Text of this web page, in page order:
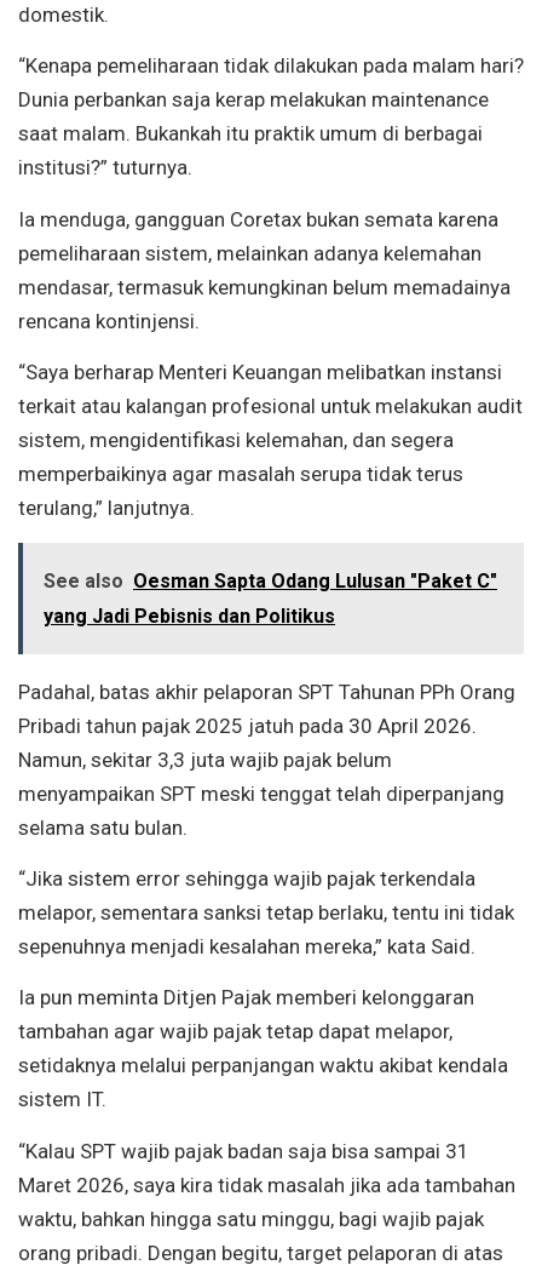
domestik.
“Kenapa pemeliharaan tidak dilakukan pada malam hari?
Dunia perbankan saja kerap melakukan maintenance
saat malam. Bukankah itu praktik umum di berbagai
institusi?” tuturnya.
Ia menduga, gangguan Coretax bukan semata karena
pemeliharaan sistem, melainkan adanya kelemahan
mendasar, termasuk kemungkinan belum memadainya
rencana kontinjensi.
“Saya berharap Menteri Keuangan melibatkan instansi
terkait atau kalangan profesional untuk melakukan audit
sistem, mengidentifikasi kelemahan, dan segera
memperbaikinya agar masalah serupa tidak terus
terulang,” lanjutnya.
See also Oesman Sapta Odang Lulusan "Paket C"
yang Jadi Pebisnis dan Politikus
Padahal, batas akhir pelaporan SPT Tahunan PPh Orang
Pribadi tahun pajak 2025 jatuh pada 30 April 2026.
Namun, sekitar 3,3 juta wajib pajak belum
menyampaikan SPT meski tenggat telah diperpanjang
selama satu bulan.
“Jika sistem error sehingga wajib pajak terkendala
melapor, sementara sanksi tetap berlaku, tentu ini tidak
sepenuhnya menjadi kesalahan mereka,” kata Said.
Ia pun meminta Ditjen Pajak memberi kelonggaran
tambahan agar wajib pajak tetap dapat melapor,
setidaknya melalui perpanjangan waktu akibat kendala
sistem IT.
“Kalau SPT wajib pajak badan saja bisa sampai 31
Maret 2026, saya kira tidak masalah jika ada tambahan
waktu, bahkan hingga satu minggu, bagi wajib pajak
orang pribadi. Dengan begitu, target pelaporan di atas